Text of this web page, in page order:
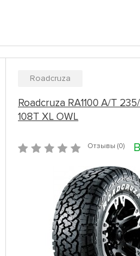
Roadcruza
Roadcruza RA1100 A/T
108T XL OWL
Отзывы (0)